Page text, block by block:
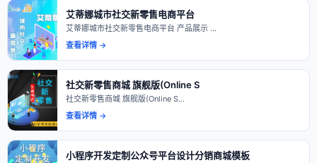
艾蒂娜城市社交新零售电商平台
艾蒂娜城市社交新零售电商平台 产品展示 …
查看详情 →
社交新零售商城 旗舰版(Online S
社交新零售商城 旗舰版(Online S…
查看详情 →
小程序开发定制公众号平台设计分销商城模板